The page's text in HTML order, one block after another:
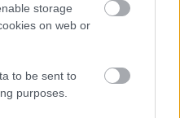
storage
on web or
to be sent to
purposes.